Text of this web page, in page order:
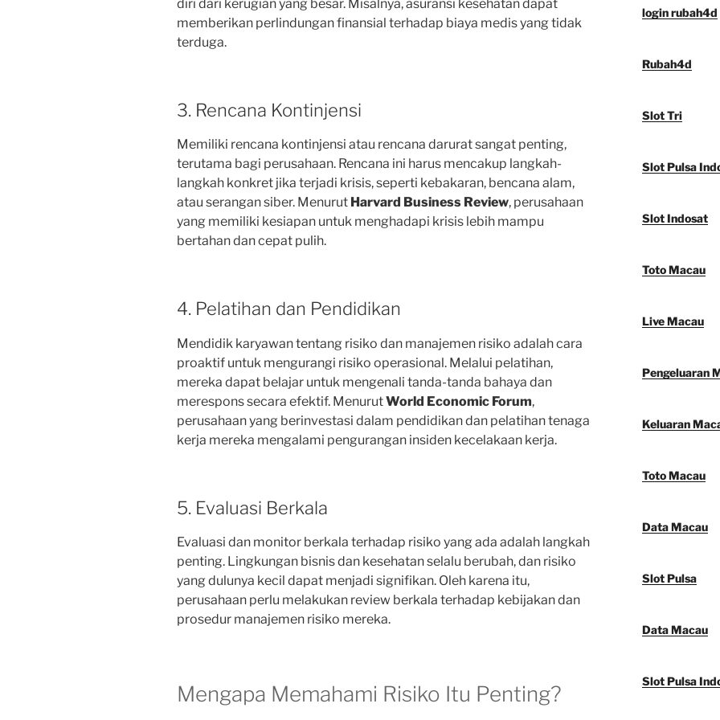
diri dari kerugian yang besar. Misalnya, asuransi kesehatan dapat
memberikan perlindungan finansial terhadap biaya medis yang tidak
terduga.
3. Rencana Kontinjensi
Memiliki rencana kontinjensi atau rencana darurat sangat penting,
terutama bagi perusahaan. Rencana ini harus mencakup langkah-
langkah konkret jika terjadi krisis, seperti kebakaran, bencana alam,
atau serangan siber. Menurut Harvard Business Review, perusahaan
yang memiliki kesiapan untuk menghadapi krisis lebih mampu
bertahan dan cepat pulih.
4. Pelatihan dan Pendidikan
Mendidik karyawan tentang risiko dan manajemen risiko adalah cara
proaktif untuk mengurangi risiko operasional. Melalui pelatihan,
mereka dapat belajar untuk mengenali tanda-tanda bahaya dan
merespons secara efektif. MenurutWorld Economic Forum,
perusahaan yang berinvestasi dalam pendidikan dan pelatihan tenaga
kerja mereka mengalami pengurangan insiden kecelakaan kerja.
5. Evaluasi Berkala
Evaluasi dan monitor berkala terhadap risiko yang ada adalah langkah
penting. Lingkungan bisnis dan kesehatan selalu berubah, dan risiko
yang dulunya kecil dapat menjadi signifikan. Oleh karena itu,
perusahaan perlu melakukan review berkala terhadap kebijakan dan
prosedur manajemen risiko mereka.
Mengapa Memahami Risiko Itu Penting?
login rubah4d
Rubah4d
Slot Tri
Slot Pulsa
Slot Indosat
Toto Macau
Live Macau
Pengeluaran
Keluaran
Toto Macau
Data Macau
Slot Pulsa
Data Macau
Slot Pulsa